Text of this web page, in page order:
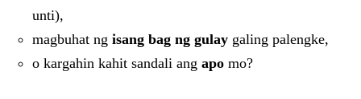
unti),
magbuhat ng isang bag ng gulay galing palengke,
o kargahin kahit sandali ang apo mo?